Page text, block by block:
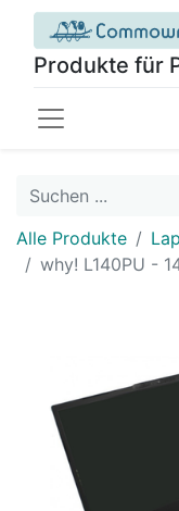
Produkte für
Alle Produkte
why! L140PU -